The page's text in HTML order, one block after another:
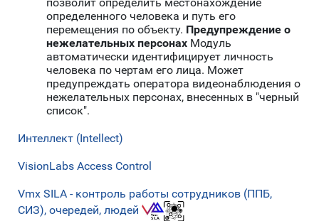
определенного человека и путь его
перемещения по объекту. Предупреждение о
нежелательных персонах Модуль
автоматически идентифицирует личность
человека по чертам его лица. Может
предупреждать оператора видеонаблюдения о
нежелательных персонах, внесенных в "черный
список".
Интеллект (Intellect)
VisionLabs Access Control
Vmx SILA - контроль работы сотрудников (ППБ,
СИЗ), очередей, людей